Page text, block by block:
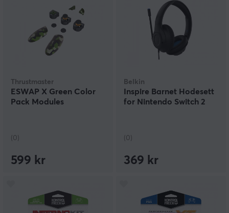
Thrustmaster
ESWAP X Green Color
Pack Modules
(0)
599 kr
Belkin
Inspire Barnet Hodesett
for Nintendo Switch 2
(0)
369 kr